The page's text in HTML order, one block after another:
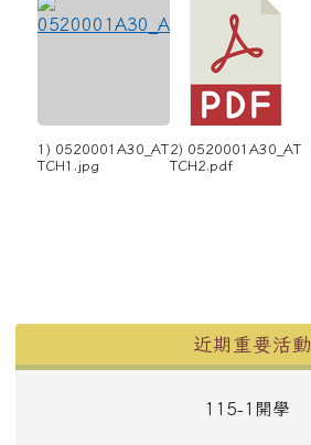
1) 0520001A30_AT
TCH1.jpg
2) 0520001A30_AT
TCH2.pdf
近期重要活動
115-1開學